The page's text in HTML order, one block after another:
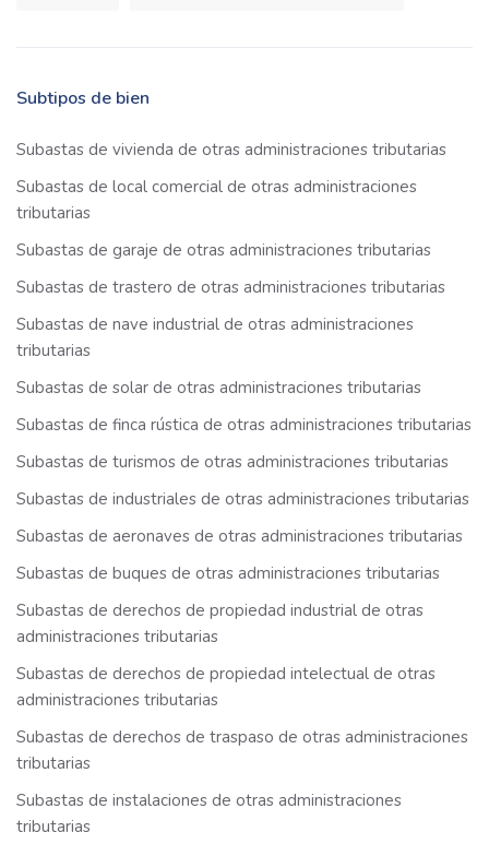
Subtipos de bien
Subastas de vivienda de otras administraciones tributarias
Subastas de local comercial de otras administraciones
tributarias
Subastas de garaje de otras administraciones tributarias
Subastas de trastero de otras administraciones tributarias
Subastas de nave industrial de otras administraciones
tributarias
Subastas de solar de otras administraciones tributarias
Subastas de finca rústica de otras administraciones tributarias
Subastas de turismos de otras administraciones tributarias
Subastas de industriales de otras administraciones tributarias
Subastas de aeronaves de otras administraciones tributarias
Subastas de buques de otras administraciones tributarias
Subastas de derechos de propiedad industrial de otras
administraciones tributarias
Subastas de derechos de propiedad intelectual de otras
administraciones tributarias
Subastas de derechos de traspaso de otras administraciones
tributarias
Subastas de instalaciones de otras administraciones
tributarias